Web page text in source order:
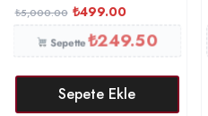
₺5,000.00 ₺499.00
Sepette₺249.50
Sepete Ekle